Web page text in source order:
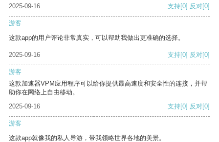
2025-09-16
支持[0] 反对[0]
游客
这款app的用户评论非常真实，可以帮助我做出更准确的选择。
2025-09-16 支持[0] 反对[0]
游客
这款加速器VPM应用程序可以给你提供最高速度和安全性的连接，并帮
助你在网络上自由移动。
2025-09-16
支持[0] 反对[0]
游客
这款app就像我的私人导游，带我领略世界各地的美景。